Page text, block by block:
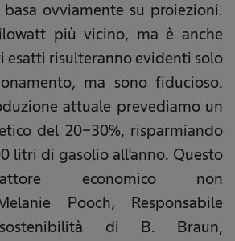
ovviamente su proiezioni.
più vicino, ma è anche
esatti risulteranno evidenti solo
ma sono fiducioso.
attuale prevediamo un
del 20-30%, risparmiando
litri di gasolio all'anno. Questo
economico non
Pooch, Responsabile
di B. Braun,